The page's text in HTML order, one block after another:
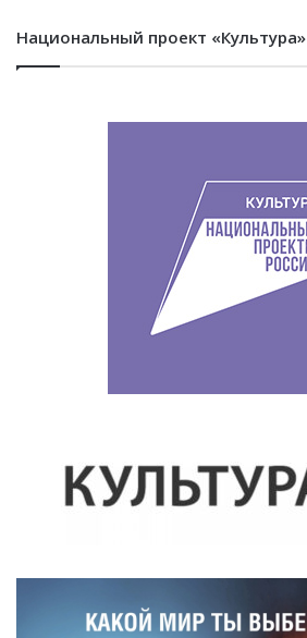
Национальный проект «Культура»